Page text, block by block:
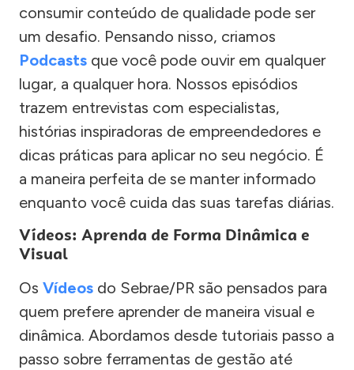
consumir conteúdo de qualidade pode ser
um desafio. Pensando nisso, criamos
Podcasts que você pode ouvir em qualquer
lugar, a qualquer hora. Nossos episódios
trazem entrevistas com especialistas,
histórias inspiradoras de empreendedores e
dicas práticas para aplicar no seu negócio. É
a maneira perfeita de se manter informado
enquanto você cuida das suas tarefas diárias.
Vídeos: Aprenda de Forma Dinâmica e
Visual
Os Vídeos do Sebrae/PR são pensados para
quem prefere aprender de maneira visual e
dinâmica. Abordamos desde tutoriais passo a
passo sobre ferramentas de gestão até